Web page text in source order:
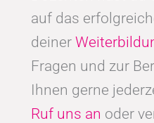
auf das
deiner
Fragen und zur
Ihnen gerne
Ruf uns an oder